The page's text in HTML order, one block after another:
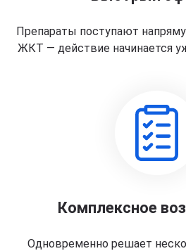
Препараты поступают
ЖКТ — действие начинается
Комплексное
Одновременно решает